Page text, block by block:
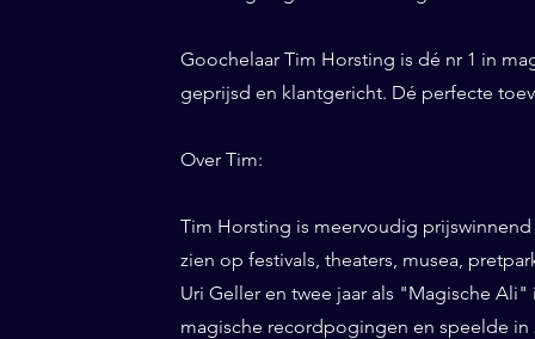
Goochelaar Tim Horsting is dé nr 1 in
geprijsd en klantgericht. Dé perfecte
Over Tim:
Tim Horsting is meervoudig
zien op festivals, theaters, musea,
Uri Geller en twee jaar als "Magische
magische recordpogingen en speelde in